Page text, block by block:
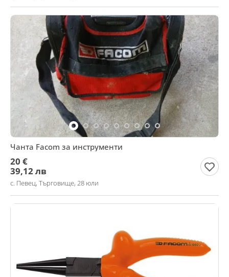
Чанта Facom за инструменти
20 €
39,12 лв
с. Певец, Търговище, 28 юли